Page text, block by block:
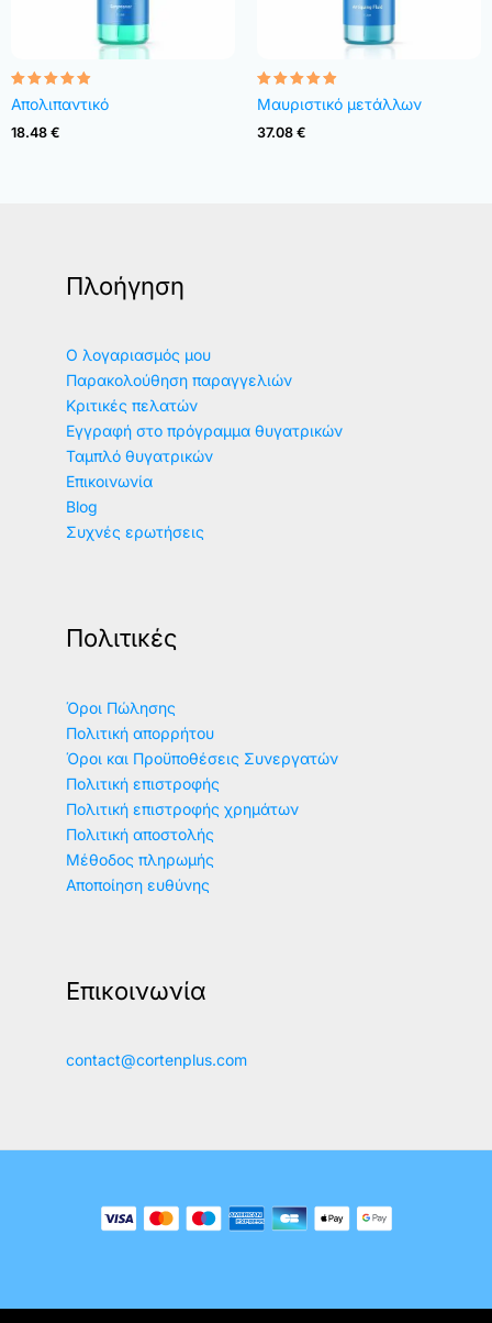
Rated
4.82
out of 5
Απολιπαντικό
18.48 €
Rated
4.83
out of 5
Μαυριστικό μετάλλων
37.08 €
Πλοήγηση
Ο λογαριασμός μου
Παρακολούθηση παραγγελιών
Κριτικές πελατών
Εγγραφή στο πρόγραμμα θυγατρικών
Ταμπλό θυγατρικών
Επικοινωνία
Blog
Συχνές ερωτήσεις
Πολιτικές
Όροι Πώλησης
Πολιτική απορρήτου
Όροι και Προϋποθέσεις Συνεργατών
Πολιτική επιστροφής
Πολιτική επιστροφής χρημάτων
Πολιτική αποστολής
Μέθοδος πληρωμής
Αποποίηση ευθύνης
Επικοινωνία
contact@cortenplus.com